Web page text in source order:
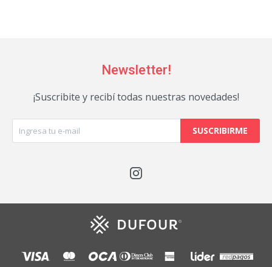
Newsletter!
¡Suscribite y recibí todas nuestras novedades!
SUSCRIBIRME
